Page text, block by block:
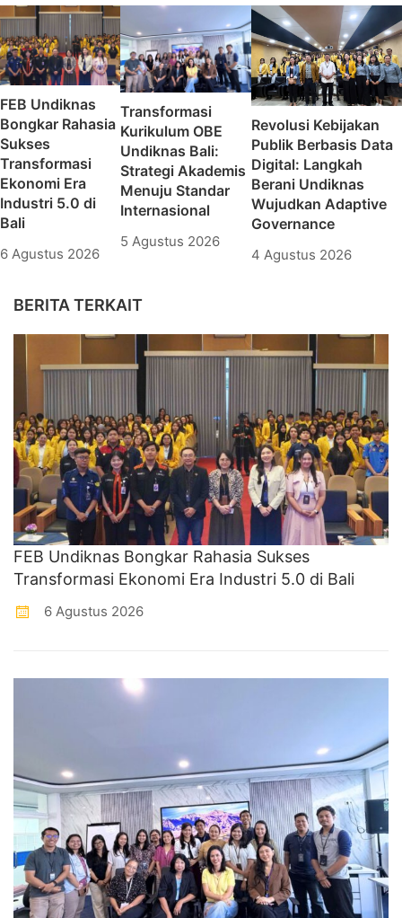
FEB Undiknas
Bongkar Rahasia
Sukses
Transformasi
Ekonomi Era
Industri 5.0 di
Bali
6 Agustus 2026
Transformasi
Kurikulum OBE
Undiknas Bali:
Strategi Akademis
Menuju Standar
Internasional
5 Agustus 2026
Revolusi Kebijakan
Publik Berbasis Data
Digital: Langkah
Berani Undiknas
Wujudkan Adaptive
Governance
4 Agustus 2026
BERITA TERKAIT
FEB Undiknas Bongkar Rahasia Sukses
Transformasi Ekonomi Era Industri 5.0 di Bali
6 Agustus 2026